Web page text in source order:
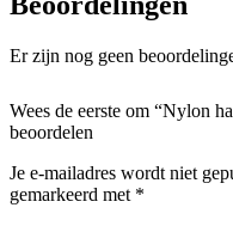
Er zijn nog geen
Wees de eerste om “Nylon
beoordelen
Je e-mailadres wordt niet
gemarkeerd met *